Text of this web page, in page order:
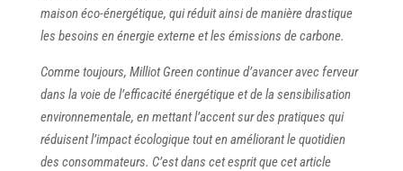
maison éco-énergétique, qui réduit ainsi de manière drastique
les besoins en énergie externe et les émissions de carbone.
Comme toujours, Milliot Green continue d’avancer avec ferveur
dans la voie de l’efficacité énergétique et de la sensibilisation
environnementale, en mettant l’accent sur des pratiques qui
réduisent l’impact écologique tout en améliorant le quotidien
des consommateurs. C’est dans cet esprit que cet article